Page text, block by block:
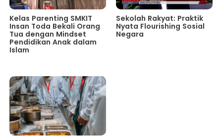
Kelas Parenting SMKIT
Insan Toda Bekali Orang
Tua dengan Mindset
Pendidikan Anak dalam
Islam
Sekolah Rakyat: Praktik
Nyata Flourishing Sosial
Negara